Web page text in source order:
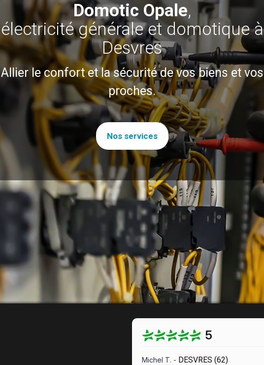
Domotic Opale,
électricité générale et domotique à
Desvres
Allier le confort et la sécurité de vos biens et vos
proches.
Nos services
5
Michel T. - DESVRES (62)